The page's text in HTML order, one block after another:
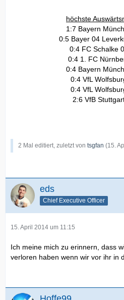
höchste
1:7 Bayern
0:5 Bayer 04
0:4 FC Schalke
0:4 1. FC
0:4 Bayern
0:4 VfL
0:4 VfL
2:6 VfB
2 Mal editiert, zuletzt von tsgfan (15.
eds
Chief Executive Officer
15. April 2014 um 11:15
Ich meine mich zu erinnern, dass
verloren haben wenn wir vor ihr in